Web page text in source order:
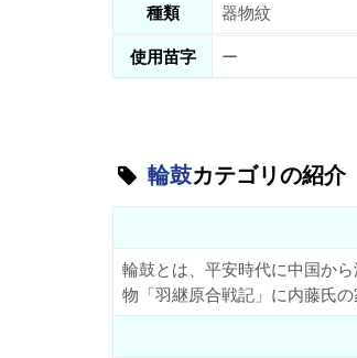
種類
器物紋
使用苗字
ー
輪鼓カテゴリの紹介
輪鼓とは、平安時代に中国か
物「羽継原合戦記」に内藤氏